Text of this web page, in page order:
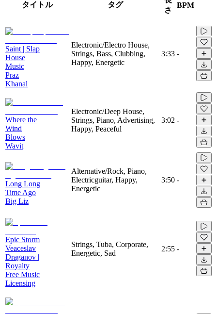
タイトル タグ
さ
BPM
Saint | Slap
House
Music
Praz
Khanal
Electronic/Electro House,
Strings, Bass, Clubbing,
Happy, Energetic
3:33 -
Where the
Wind
Blows
Wavit
Electronic/Deep House,
Strings, Piano, Advertising,
Happy, Peaceful
3:02 -
Long Long
Time Ago
Big Liz
Alternative/Rock, Piano,
Electricguitar, Happy,
Energetic
3:50 -
Epic Storm
Veaceslav
Draganov |
Royalty
Free Music
Licensing
Strings, Tuba, Corporate,
Energetic, Sad
2:55 -